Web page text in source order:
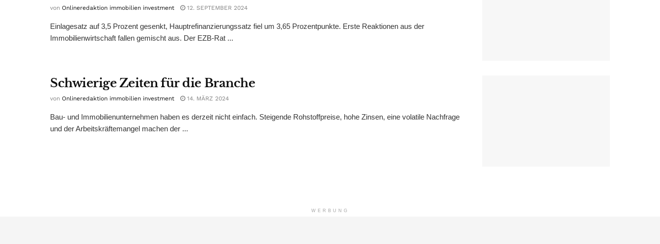
von Onlineredaktion immobilien investment 12. SEPTEMBER 2024
Einlagesatz auf 3,5 Prozent gesenkt, Hauptrefinanzierungssatz fiel um 3,65 Prozentpunkte. Erste Reaktionen aus der
Immobilienwirtschaft fallen gemischt aus. Der EZB-Rat ...
Schwierige Zeiten für die Branche
von Onlineredaktion immobilien investment 14. MÄRZ 2024
Bau- und Immobilienunternehmen haben es derzeit nicht einfach. Steigende Rohstoffpreise, hohe Zinsen, eine volatile Nachfrage
und der Arbeitskräftemangel machen der ...
WERBUNG